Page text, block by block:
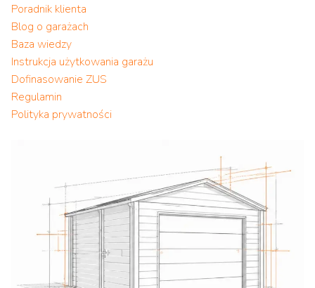
Poradnik klienta
Blog o garażach
Baza wiedzy
Instrukcja użytkowania garażu
Dofinasowanie ZUS
Regulamin
Polityka prywatności